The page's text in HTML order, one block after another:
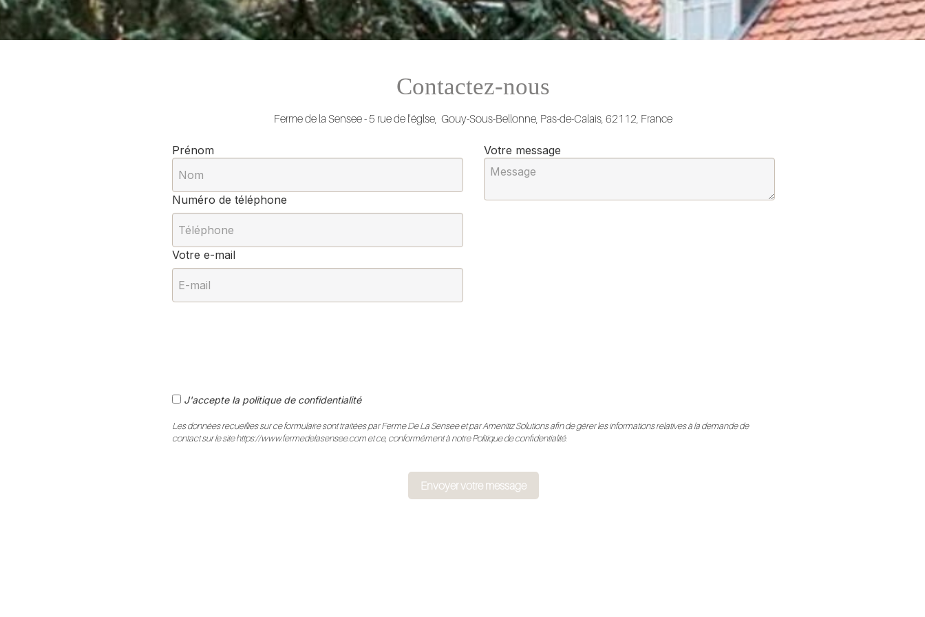
Contactez-nous
Ferme de la Sensee - 5 rue de l'églse, Gouy-Sous-Bellonne, Pas-de-Calais, 62112, France
Prénom
Numéro de téléphone
Votre e-mail
Votre message
J'accepte la politique de confidentialité
Les données recueillies sur ce formulaire sont traitées par Ferme De La Sensee et par Amenitiz Solutions afin de gérer les informations relatives à la demande de
contact sur le site https://www.fermedelasensee.com et ce, conformément à notre Politique de confidentialité.